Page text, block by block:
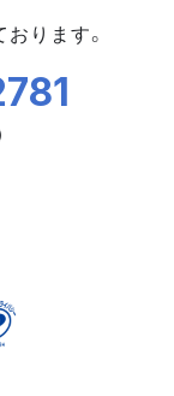
ります。